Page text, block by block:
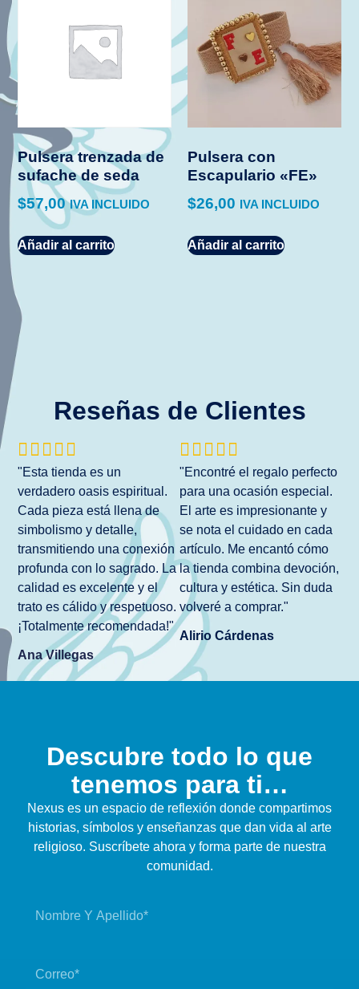
Pulsera trenzada de
sufache de seda
$57,00 IVA INCLUIDO
Añadir al carrito
Pulsera con
Escapulario «FE»
$26,00 IVA INCLUIDO
Añadir al carrito
Reseñas de Clientes
    
"Esta tienda es un
verdadero oasis espiritual.
Cada pieza está llena de
simbolismo y detalle,
transmitiendo una conexión
profunda con lo sagrado. La
calidad es excelente y el
trato es cálido y respetuoso.
¡Totalmente recomendada!"
Ana Villegas
    
"Encontré el regalo perfecto
para una ocasión especial.
El arte es impresionante y
se nota el cuidado en cada
artículo. Me encantó cómo
la tienda combina devoción,
cultura y estética. Sin duda
volveré a comprar."
Alirio Cárdenas
Descubre todo lo que
tenemos para ti…
Nexus es un espacio de reflexión donde compartimos
historias, símbolos y enseñanzas que dan vida al arte
religioso. Suscríbete ahora y forma parte de nuestra
comunidad.